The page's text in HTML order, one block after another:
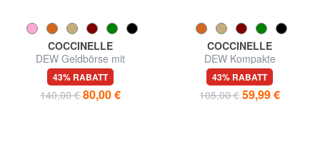
COCCINELLE
DEW Geldbörse mit
Münzfach, aus Leder
43% RABATT
140,00 € 80,00 €
COCCINELLE
DEW Kompakte
Ledergeldbörse
43% RABATT
105,00 € 59,99 €